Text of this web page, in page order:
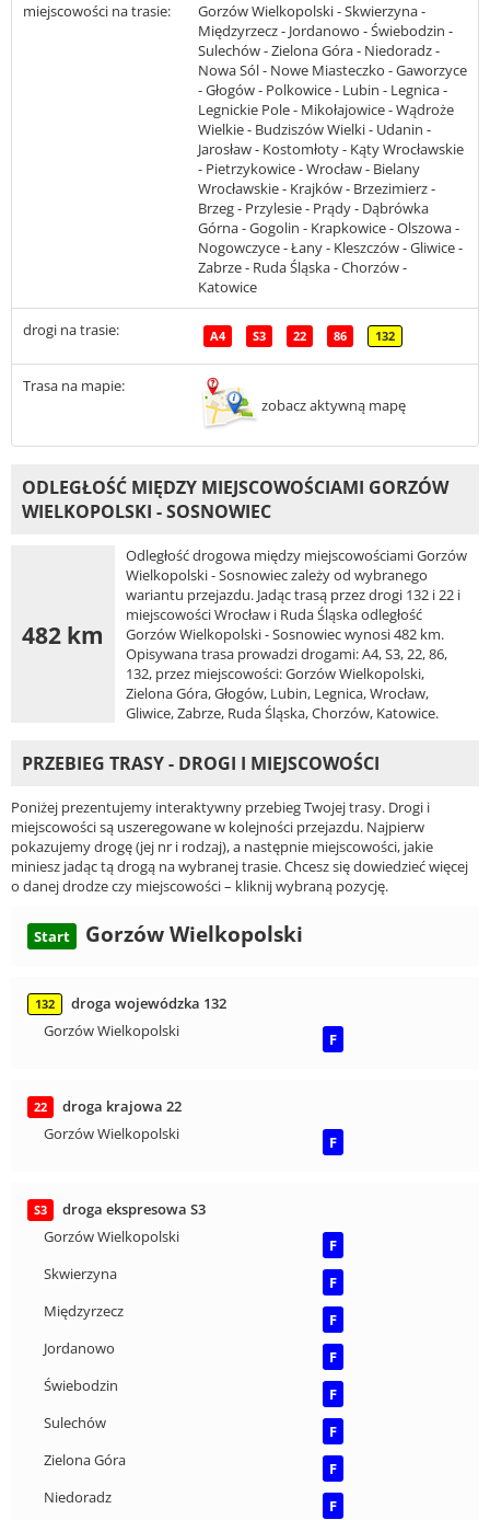
miejscowości na trasie:
Gorzów Wielkopolski - Skwierzyna -
Międzyrzecz - Jordanowo - Świebodzin -
Sulechów - Zielona Góra - Niedoradz -
Nowa Sól - Nowe Miasteczko - Gaworzyce
- Głogów - Polkowice - Lubin - Legnica -
Legnickie Pole - Mikołajowice - Wądroże
Wielkie - Budziszów Wielki - Udanin -
Jarosław - Kostomłoty - Kąty Wrocławskie
- Pietrzykowice - Wrocław - Bielany
Wrocławskie - Krajków - Brzezimierz -
Brzeg - Przylesie - Prądy - Dąbrówka
Górna - Gogolin - Krapkowice - Olszowa -
Nogowczyce - Łany - Kleszczów - Gliwice -
Zabrze - Ruda Śląska - Chorzów -
Katowice
drogi na trasie: A4 S3 22 86 132
Trasa na mapie:
zobacz aktywną mapę
ODLEGŁOŚĆ MIĘDZY MIEJSCOWOŚCIAMI GORZÓW
WIELKOPOLSKI - SOSNOWIEC
482 km
Odległość drogowa między miejscowościami Gorzów
Wielkopolski - Sosnowiec zależy od wybranego
wariantu przejazdu. Jadąc trasą przez drogi 132 i 22 i
miejscowości Wrocław i Ruda Śląska odległość
Gorzów Wielkopolski - Sosnowiec wynosi 482 km.
Opisywana trasa prowadzi drogami: A4, S3, 22, 86,
132, przez miejscowości: Gorzów Wielkopolski,
Zielona Góra, Głogów, Lubin, Legnica, Wrocław,
Gliwice, Zabrze, Ruda Śląska, Chorzów, Katowice.
PRZEBIEG TRASY - DROGI I MIEJSCOWOŚCI
Poniżej prezentujemy interaktywny przebieg Twojej trasy. Drogi i
miejscowości są uszeregowane w kolejności przejazdu. Najpierw
pokazujemy drogę (jej nr i rodzaj), a następnie miejscowości, jakie
miniesz jadąc tą drogą na wybranej trasie. Chcesz się dowiedzieć więcej
o danej drodze czy miejscowości – kliknij wybraną pozycję.
Start Gorzów Wielkopolski
132
droga wojewódzka 132
Gorzów Wielkopolski
F
22
droga krajowa 22
Gorzów Wielkopolski
F
S3
droga ekspresowa S3
Gorzów Wielkopolski
F
Skwierzyna
F
Międzyrzecz
F
Jordanowo
F
Świebodzin
F
Sulechów
F
Zielona Góra
F
Niedoradz
F